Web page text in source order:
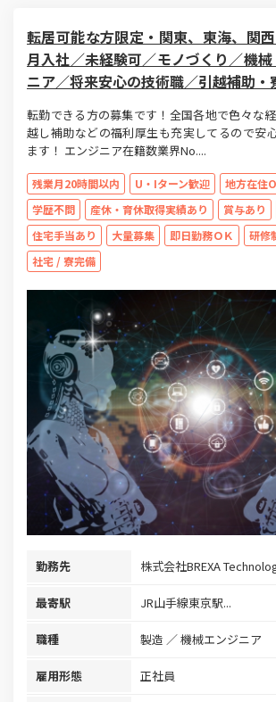
転居可能な方限定・関東、東海、関
月入社／未経験可／モノづくり／機
ニア／将来安心の技術職／引越補助・
転勤できる方の募集です！全国各地で色々な
越し補助などの福利厚生も充実してるので安
ます！ エンジニア在籍数業界No....
残業月20時間以内 U・Iターン歓迎 地方在住
学歴不問
産休・育休取得実績あり 賞与あり
住宅手当あり
大量募集 即日勤務ＯＫ
研修
社宅 / 寮完備
勤務先 株式会社BREXA
最寄駅 JR山手線東京駅...
職種 製造 機械エンジニア
雇用形態 正社員